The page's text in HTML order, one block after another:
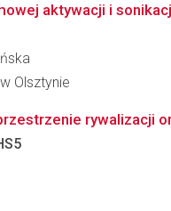
aktywacji i
Olsztynie
rywalizacji